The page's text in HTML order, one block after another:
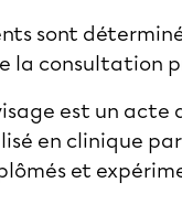
sont
la consultation
est un acte
en clinique
et